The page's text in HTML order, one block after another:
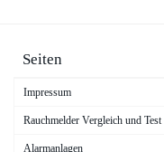
Seiten
Impressum
Rauchmelder Vergleich und Test
Alarmanlagen